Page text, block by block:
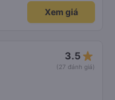
bến xe để tìm thấy nó, đây
các xe buýt đều có bảng
Xem giá
3.5 star_rate
(27 đánh giá)